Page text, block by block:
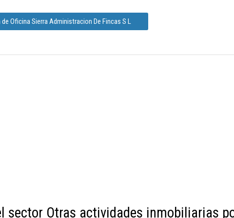
Oficina Sierra Administracion De Fincas S L
sector Otras actividades inmobiliarias